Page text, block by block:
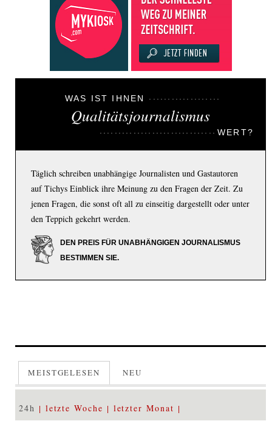
WAS IST IHNEN
Qualitätsjournalismus
WERT?
Täglich schreiben unabhängige Journalisten und Gastautoren
auf Tichys Einblick ihre Meinung zu den Fragen der Zeit. Zu
jenen Fragen, die sonst oft all zu einseitig dargestellt oder unter
den Teppich gekehrt werden.
DEN PREIS FÜR UNABHÄNGIGEN JOURNALISMUS
BESTIMMEN SIE.
MEISTGELESEN NEU
24h letzte Woche letzter Monat